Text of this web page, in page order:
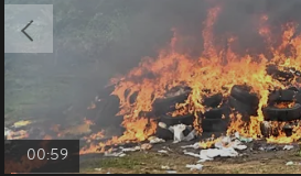
00:59